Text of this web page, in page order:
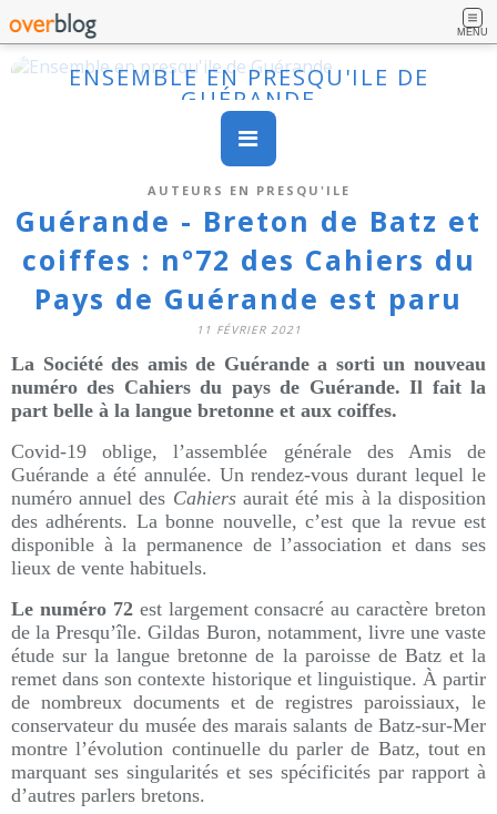
MENU
ENSEMBLE EN PRESQU'ILE DE
GUÉRANDE
AUTEURS EN PRESQU'ILE
Guérande - Breton de Batz et
coiffes : n°72 des Cahiers du
Pays de Guérande est paru
11 FÉVRIER 2021
La Société des amis de Guérande a sorti un nouveau
numéro des Cahiers du pays de Guérande. Il fait la
part belle à la langue bretonne et aux coiffes.
Covid-19 oblige, l’assemblée générale des Amis de
Guérande a été annulée. Un rendez-vous durant lequel le
numéro annuel des Cahiers aurait été mis à la disposition
des adhérents. La bonne nouvelle, c’est que la revue est
disponible à la permanence de l’association et dans ses
lieux de vente habituels.
Le numéro 72est largement consacré au caractère breton
de la Presqu’île. Gildas Buron, notamment, livre une vaste
étude sur la langue bretonne de la paroisse de Batz et la
remet dans son contexte historique et linguistique. À partir
de nombreux documents et de registres paroissiaux, le
conservateur du musée des marais salants de Batz-sur-Mer
montre l’évolution continuelle du parler de Batz, tout en
marquant ses singularités et ses spécificités par rapport à
d’autres parlers bretons.